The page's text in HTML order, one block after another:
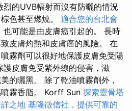
烈的UVB輻射而沒有防曬的情況
色甚至燃燒。 適合您的台北會
也可能是由皮膚癌引起的。 長時
皮膚灼熱和皮膚癌的風險。 在
霧劑可以很好地保護皮膚免受陽
皮膚免受紫外線的侵害，滋
的曬黑。 除了乾油噴霧劑外，
霧香脂。 Korff Sun 探索靈骨塔
之地 基隆徵信社，提供可靠的